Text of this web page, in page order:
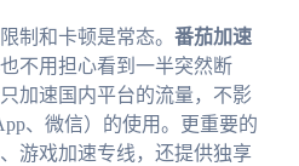
制和卡顿是常态。 番茄加速
不用担心看到一半突然断
加速国内平台的流量，不影
、微信）的使用。更重要的
游戏加速专线，还提供独享